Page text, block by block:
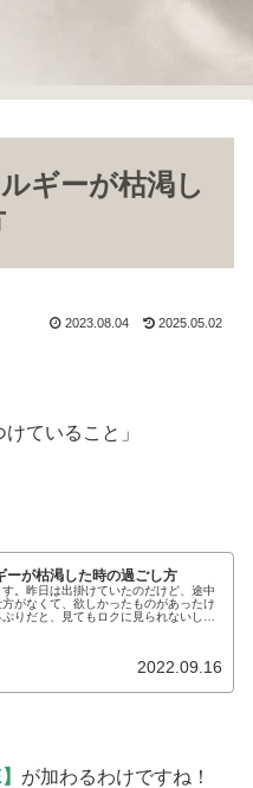
ギーが枯渇し
2023.08.04 2025.05.02
ていること」
ーが枯渇した時の過ごし方
。昨日は出掛けていたのだけど、途中
がなくて、欲しかったものがあったけ
りだと、見てもロクに見られないし選
2022.09.16
が加わるわけですね！